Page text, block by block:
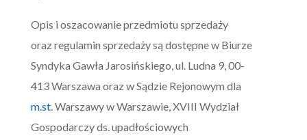
Opis i oszacowanie przedmiotu sprzedaży
oraz regulamin sprzedaży są dostępne w Biurze
Syndyka Gawła Jarosińskiego, ul. Ludna 9, 00-
413 Warszawa oraz w Sądzie Rejonowym dla
m.st. Warszawy w Warszawie, XVIII Wydział
Gospodarczy ds. upadłościowych